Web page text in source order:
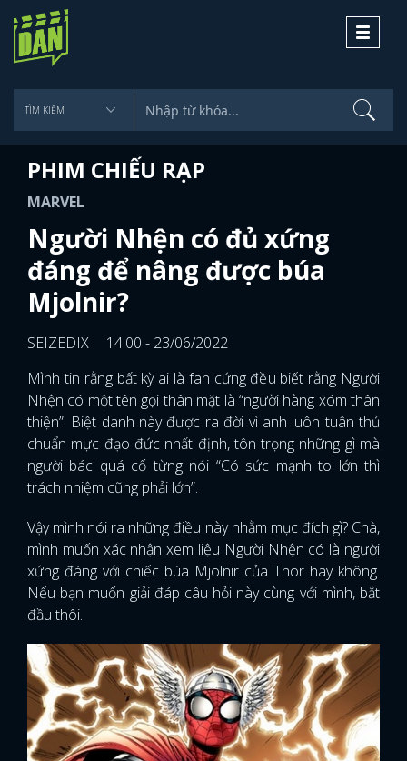
Toggle
PHIM CHIẾU RẠP
MARVEL
Người Nhện có đủ xứng
đáng để nâng được búa
Mjolnir?
SEIZEDIX
14:00 - 23/06/2022
Mình tin rằng bất kỳ ai là fan cứng đều biết rằng Người
Nhện có một tên gọi thân mặt là “người hàng xóm thân
thiện”. Biệt danh này được ra đời vì anh luôn tuân thủ
chuẩn mực đạo đức nhất định, tôn trọng những gì mà
người bác quá cố từng nói “Có sức mạnh to lớn thì
trách nhiệm cũng phải lớn”.
Vậy mình nói ra những điều này nhằm mục đích gì? Chà,
mình muốn xác nhận xem liệu Người Nhện có là người
xứng đáng với chiếc búa Mjolnir của Thor hay không.
Nếu bạn muốn giải đáp câu hỏi này cùng với mình, bắt
đầu thôi.